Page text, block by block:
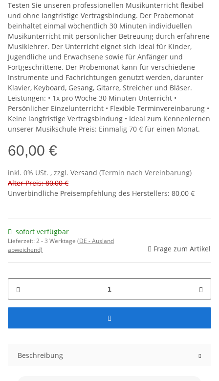
Testen Sie unseren professionellen Musikunterricht flexibel
und ohne langfristige Vertragsbindung. Der Probemonat
beinhaltet einmal wöchentlich 30 Minuten individuellen
Musikunterricht mit persönlicher Betreuung durch erfahrene
Musiklehrer. Der Unterricht eignet sich ideal für Kinder,
Jugendliche und Erwachsene sowie für Anfänger und
Fortgeschrittene. Der Probemonat kann für verschiedene
Instrumente und Fachrichtungen genutzt werden, darunter
Klavier, Keyboard, Gesang, Gitarre, Streicher und Bläser.
Leistungen: • 1x pro Woche 30 Minuten Unterricht •
Persönlicher Einzelunterricht • Flexible Terminvereinbarung •
Keine langfristige Vertragsbindung • Ideal zum Kennenlernen
unserer Musikschule Preis: Einmalig 70 € für einen Monat.
60,00 €
inkl. 0% USt. , zzgl. Versand (Termin nach Vereinbarung)
Alter Preis: 80,00 €
Unverbindliche Preisempfehlung des Herstellers: 80,00 €
sofort verfügbar
Lieferzeit:2 - 3 Werktage (DE - Ausland
abweichend)
Frage zum Artikel
Beschreibung